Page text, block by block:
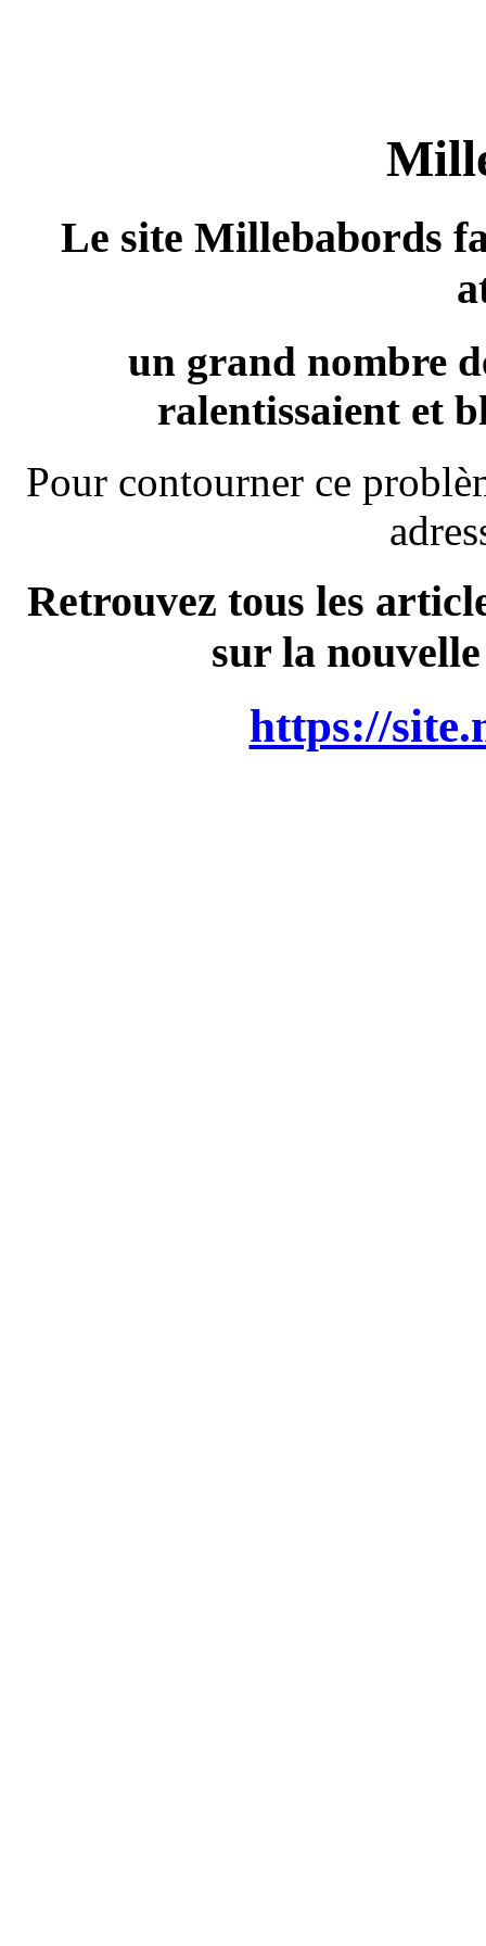
Le site Millebabords
un grand nombre
ralentissaient et
Pour contourner ce
Retrouvez tous les
sur la
https://